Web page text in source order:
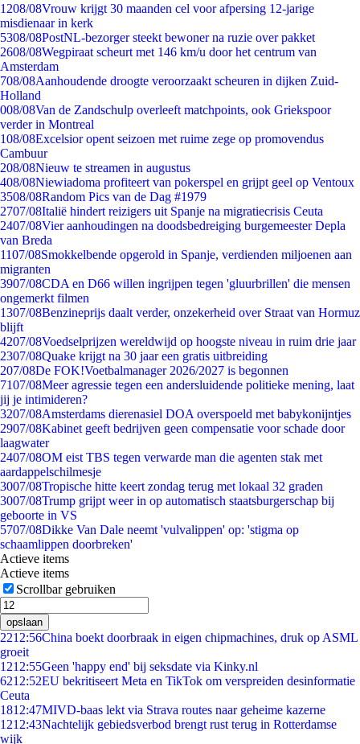
1208/08Vrouw krijgt 30 maanden cel voor afpersing 12-jarige
misdienaar in kerk
5308/08PostNL-bezorger steekt bewoner na ruzie over pakket
2608/08Wegpiraat scheurt met 146 km/u door het centrum van
Amsterdam
708/08Aanhoudende droogte veroorzaakt scheuren in dijken Zuid-
Holland
008/08Van de Zandschulp overleeft matchpoints, ook Griekspoor
verder in Montreal
108/08Excelsior opent seizoen met ruime zege op promovendus
Cambuur
208/08Nieuw te streamen in augustus
408/08Niewiadoma profiteert van pokerspel en grijpt geel op Ventoux
3508/08Random Pics van de Dag #1979
2707/08Italië hindert reizigers uit Spanje na migratiecrisis Ceuta
2407/08Vier aanhoudingen na doodsbedreiging burgemeester Depla
van Breda
1107/08Smokkelbende opgerold in Spanje, verdienden miljoenen aan
migranten
3907/08CDA en D66 willen ingrijpen tegen 'gluurbrillen' die mensen
ongemerkt filmen
1307/08Benzineprijs daalt verder, onzekerheid over Straat van Hormuz
blijft
4207/08Voedselprijzen wereldwijd op hoogste niveau in ruim drie jaar
2307/08Quake krijgt na 30 jaar een gratis uitbreiding
207/08De FOK!Voetbalmanager 2026/2027 is begonnen
7107/08Meer agressie tegen een andersluidende politieke mening, laat
jij je intimideren?
3207/08Amsterdams dierenasiel DOA overspoeld met babykonijntjes
2907/08Kabinet geeft bedrijven geen compensatie voor schade door
laagwater
2407/08OM eist TBS tegen verwarde man die agenten stak met
aardappelschilmesje
3007/08Tropische hitte keert zondag terug met lokaal 32 graden
3007/08Trump grijpt weer in op automatisch staatsburgerschap bij
geboorte in VS
5707/08Dikke Van Dale neemt 'vulvalippen' op: 'stigma op
schaamlippen doorbreken'
Actieve items
Actieve items
Scrollbar gebruiken
opslaan
2212:56China boekt doorbraak in eigen chipmachines, druk op ASML
groeit
1212:55Geen 'happy end' bij seksdate via Kinky.nl
6212:52EU bekritiseert Meta en TikTok om verspreiden desinformatie
Ceuta
1812:47MIVD-baas lekt via Strava routes naar geheime kazerne
1212:43Nachtelijk gebiedsverbod brengt rust terug in Rotterdamse
wijk